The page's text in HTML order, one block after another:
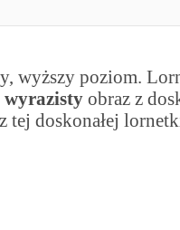
wyższy poziom.
wyrazisty obraz z
tej doskonałej